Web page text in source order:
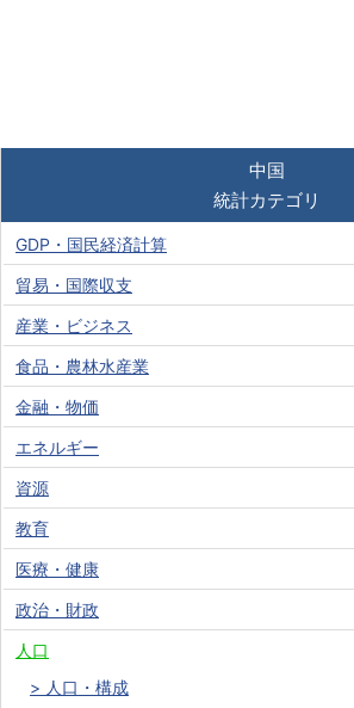
中国
統計カテゴリ
GDP・国民経済計算
貿易・国際収支
産業・ビジネス
食品・農林水産業
金融・物価
エネルギー
資源
教育
医療・健康
政治・財政
人口
人口・構成